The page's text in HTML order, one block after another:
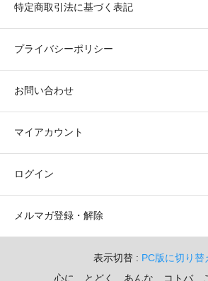
特定商取引法に基づく表記
プライバシーポリシー
お問い合わせ
マイアカウント
ログイン
メルマガ登録・解除
表示切替 : PC版に切り替
心に とどく あんな コトバ